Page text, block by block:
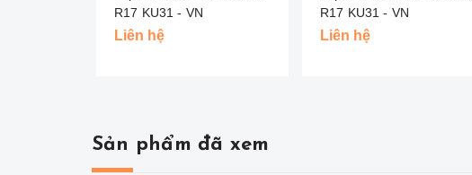
R17 KU31 - VN
Liên hệ
R17 KU31 - VN
Liên hệ
Sản phẩm đã xem